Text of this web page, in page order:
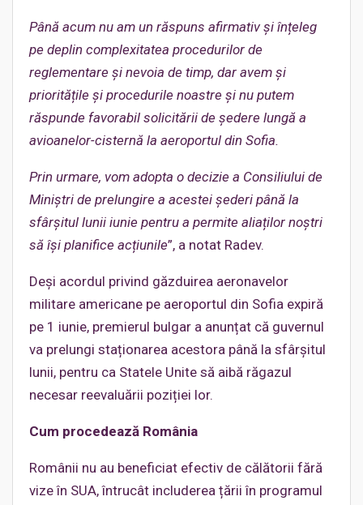
Până acum nu am un răspuns afirmativ și înțeleg
pe deplin complexitatea procedurilor de
reglementare și nevoia de timp, dar avem și
prioritățile și procedurile noastre și nu putem
răspunde favorabil solicitării de ședere lungă a
avioanelor-cisternă la aeroportul din Sofia.
Prin urmare, vom adopta o decizie a Consiliului de
Miniștri de prelungire a acestei șederi până la
sfârșitul lunii iunie pentru a permite aliaților noștri
să își planifice acțiunile”, a notat Radev.
Deși acordul privind găzduirea aeronavelor
militare americane pe aeroportul din Sofia expiră
pe 1 iunie, premierul bulgar a anunțat că guvernul
va prelungi staționarea acestora până la sfârșitul
lunii, pentru ca Statele Unite să aibă răgazul
necesar reevaluării poziției lor.
Cum procedează România
Românii nu au beneficiat efectiv de călătorii fără
vize în SUA, întrucât includerea țării în programul